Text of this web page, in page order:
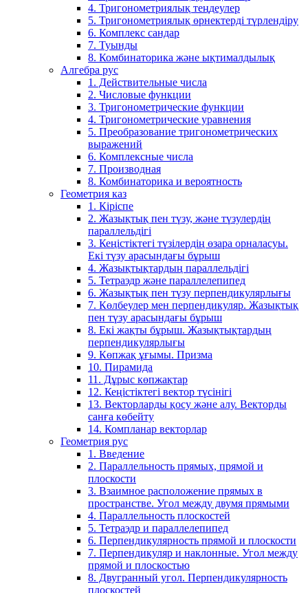
4. Тригонометриялық теңдеулер
5. Тригонометриялық өрнектерді түрлендіру
6. Комплекс сандар
7. Туынды
8. Комбинаторика және ықтималдылық
Алгебра рус
1. Действительные числа
2. Числовые функции
3. Тригонометрические функции
4. Тригонометрические уравнения
5. Преобразование тригонометрических
выражений
6. Комплексные числа
7. Производная
8. Комбинаторика и вероятность
Геометрия каз
1. Кіріспе
2. Жазықтық пен түзу, және түзулердің
параллельдігі
3. Кеңістіктегі түзілердің өзара орналасуы.
Екі түзу арасындағы бұрыш
4. Жазықтықтардың параллельдігі
5. Тетраэдр және параллелепипед
6. Жазықтық пен түзу перпендикулярлығы
7. Көлбеулер мен перпендикуляр. Жазықтық
пен түзу арасындағы бұрыш
8. Екі жақты бұрыш. Жазықтықтардың
перпендикулярлығы
9. Көпжақ ұғымы. Призма
10. Пирамида
11. Дұрыс көпжақтар
12. Кеңістіктегі вектор түсінігі
13. Векторларды қосу және алу. Векторды
санға көбейту
14. Компланар векторлар
Геометрия рус
1. Введение
2. Параллельность прямых, прямой и
плоскости
3. Взаимное расположение прямых в
пространстве. Угол между двумя прямыми
4. Параллельность плоскостей
5. Тетраэдр и параллелепипед
6. Перпендикулярность прямой и плоскости
7. Перпендикуляр и наклонные. Угол между
прямой и плоскостью
8. Двугранный угол. Перпендикулярность
плоскостей